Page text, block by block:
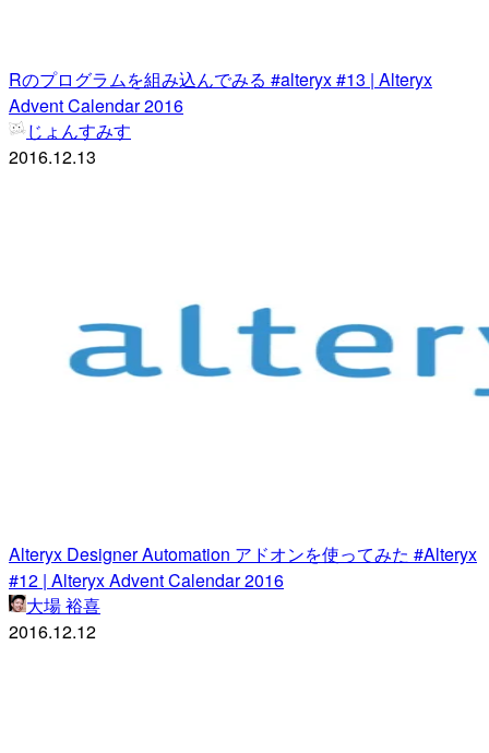
Rのプログラムを組み込んでみる #alteryx #13 | Alteryx
Advent Calendar 2016
じょんすみす
2016.12.13
Alteryx Designer Automation アドオンを使ってみた #Alteryx
#12 | Alteryx Advent Calendar 2016
大場 裕喜
2016.12.12